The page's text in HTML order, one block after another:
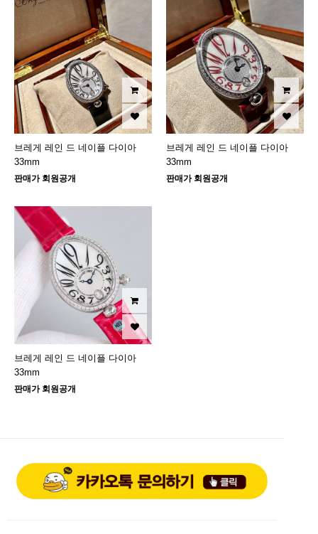
브레게 레인 드 네이플 다이아
33mm
판매가 회원공개
브레게 레인 드 네이플 다이아
33mm
판매가 회원공개
브레게 레인 드 네이플 다이아
33mm
판매가 회원공개